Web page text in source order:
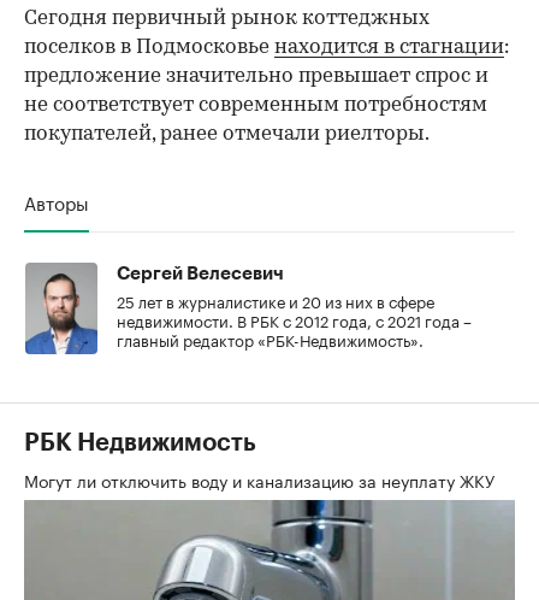
Сегодня первичный рынок коттеджных
поселков в Подмосковье находится в стагнации:
предложение значительно превышает спрос и
не соответствует современным потребностям
покупателей, ранее отмечали риелторы.
Авторы
Сергей Велесевич
25 лет в журналистике и 20 из них в сфере
недвижимости. В РБК с 2012 года, с 2021 года –
главный редактор «РБК-Недвижимость».
РБК Недвижимость
Могут ли отключить воду и канализацию за неуплату ЖКУ